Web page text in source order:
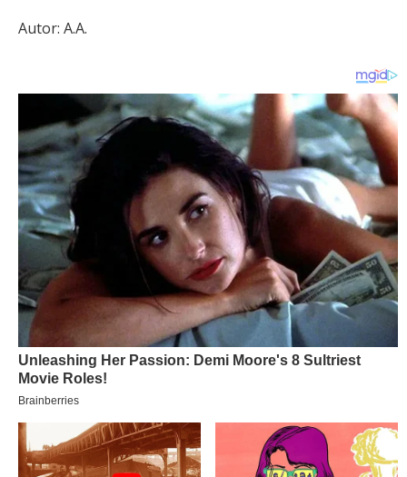
Autor: A.A.